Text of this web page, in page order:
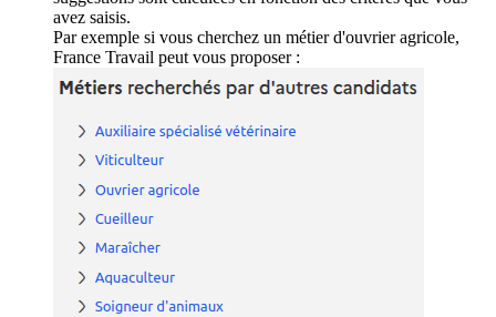
avez saisis.
Par exemple si vous cherchez un métier d'ouvrier agricole,
France Travail peut vous proposer :